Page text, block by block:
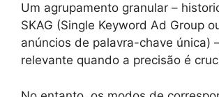
Um agrupamento granular –
SKAG (Single Keyword Ad Group
anúncios de palavra-chave única)
relevante quando a precisão é